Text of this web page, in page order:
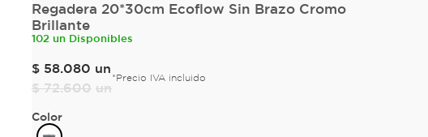
Regadera 20*30cm Ecoflow Sin Brazo Cromo
Brillante
102 un Disponibles
$ 58.080 un
$ 72.600 un
*Precio IVA incluido
Color